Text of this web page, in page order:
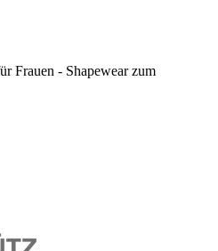
Frauen - Shapewear zum